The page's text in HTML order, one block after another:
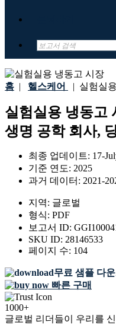
홈 | 헬스케어 | 실험실
실험실용 냉동고
생명 공학 회사,
최종 업데이트: 17-
기준 연도: 2025
과거 데이터: 2021-
지역: 글로벌
형식: PDF
보고서 ID:
SKU ID: 28146533
페이지 수: 104
무료 샘플 다
빠른 구매
1000+
글로벌 리더들이 우리를